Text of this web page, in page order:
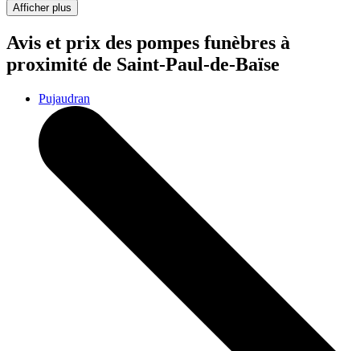
Afficher plus
Avis et prix des pompes funèbres à
proximité de Saint-Paul-de-Baïse
Pujaudran